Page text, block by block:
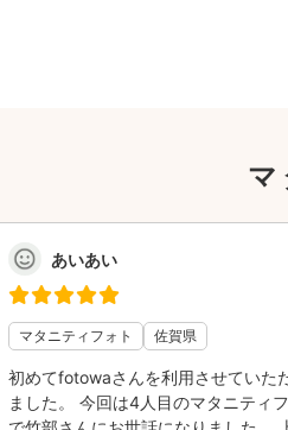
あいあい
マタニティフォト 佐賀県
初めてfotowaさんを利用させていた
ました。 今回は4人目のマタニティ